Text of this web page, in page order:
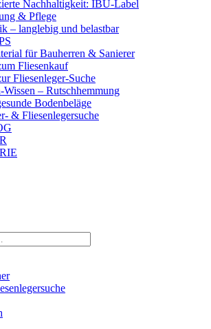
Nachhaltigkeit: IBU-Label
& Pflege
– langlebig und belastbar
für Bauherren & Sanierer
Fliesenkauf
Fliesenleger-Suche
Wissen – Rutschhemmung
Bodenbeläge
& Fliesenlegersuche